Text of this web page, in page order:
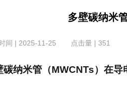
多壁碳纳米
间 | 2025-11-25 点击量 | 351
碳纳米管（MWCNTs）在导